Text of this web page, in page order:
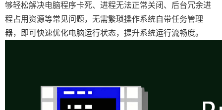
够轻松解决电脑程序卡死、进程无法正常关闭、后台冗余进
程占用资源等常见问题，无需繁琐操作系统自带任务管理
器，即可快速优化电脑运行状态，提升系统运行流畅度。